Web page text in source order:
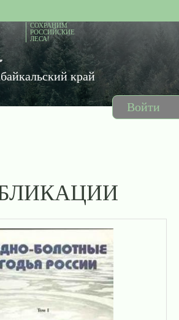
край
Войти
СОХРАНИМ
РОССИЙСКИЕ
ЛЕСА!